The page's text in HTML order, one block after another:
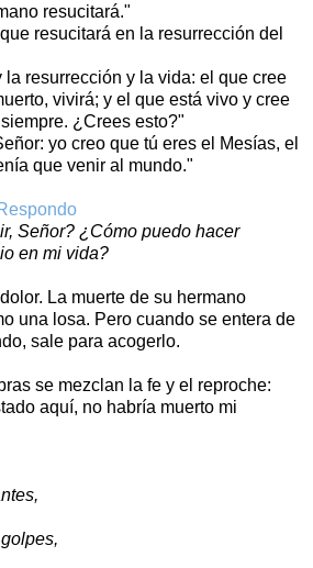
resucitará."
resucitará en la resurrección del
la resurrección y la vida: el que cree
vivirá; y el que está vivo y cree
¿Crees esto?"
yo creo que tú eres el Mesías, el
que venir al mundo."
Señor? ¿Cómo puedo hacer
en mi vida?
La muerte de su hermano
una losa. Pero cuando se entera de
sale para acogerlo.
se mezclan la fe y el reproche:
aquí, no habría muerto mi